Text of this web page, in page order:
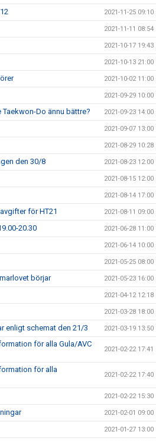
2021-11-25 09:10
2021-11-11 08:54
2021-10-17 19:43
2021-10-13 21:00
2021-10-02 11:00
2021-09-29 10:00
Do ännu bättre? 2021-09-23 14:00
2021-09-07 13:00
2021-08-29 10:28
den 30/8 2021-08-23 12:00
2021-08-15 12:00
2021-08-14 17:00
för HT21 2021-08-11 09:00
20.30 2021-06-28 11:00
2021-06-14 10:00
2021-05-25 08:00
börjar 2021-05-23 16:00
2021-04-12 12:18
2021-03-28 18:00
enligt schemat den 21/3 2021-03-19 13:50
för alla Gula/AVC
2021-02-22 17:41
för alla
2021-02-22 17:40
2021-02-22 15:30
2021-02-01 09:00
2021-01-27 13:00